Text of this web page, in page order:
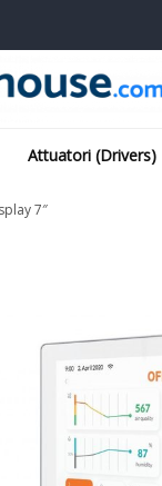
Attuatori (Drivers)
7″